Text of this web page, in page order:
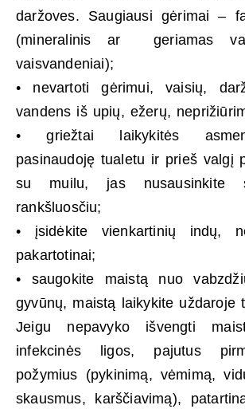
daržoves. Saugiausi gėrimai –
(mineralinis ar geriamas
vaisvandeniai);
• nevartoti gėrimui, vaisių,
vandens iš upių, ežerų,
• griežtai laikykitės
pasinaudoję tualetu ir prieš valgį
su muilu, jas nusausinkite
rankšluosčiu;
• įsidėkite vienkartinių indų,
pakartotinai;
• saugokite maistą nuo
gyvūnų, maistą laikykite uždaroje
Jeigu nepavyko išvengti
infekcinės ligos, pajutus
požymius (pykinimą, vėmimą,
skausmus, karščiavimą),